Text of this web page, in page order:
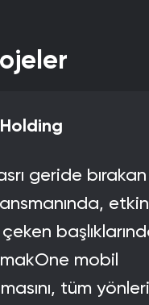
geride bırakan
mobil
tüm